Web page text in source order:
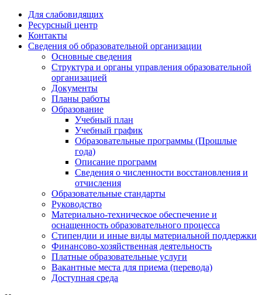
Для слабовидящих
Ресурсный центр
Контакты
Сведения об образовательной организации
Основные сведения
Структура и органы управления образовательной
организацией
Документы
Планы работы
Образование
Учебный план
Учебный график
Образовательные программы (Прошлые
года)
Описание программ
Сведения о численности восстановления и
отчисления
Образовательные стандарты
Руководство
Материально-техническое обеспечение и
оснащенность образовательного процесса
Стипендии и иные виды материальной поддержки
Финансово-хозяйственная деятельность
Платные образовательные услуги
Вакантные места для приема (перевода)
Доступная среда